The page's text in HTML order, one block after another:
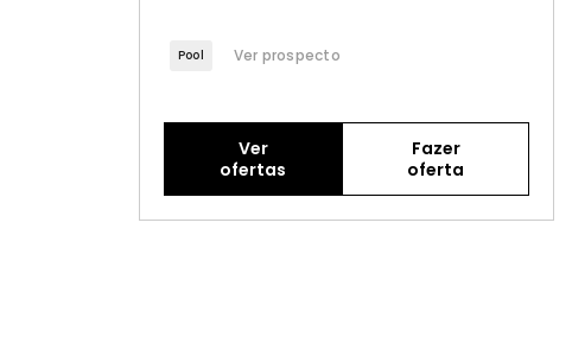
Pool Ver prospecto
Ver
ofertas
Fazer
oferta